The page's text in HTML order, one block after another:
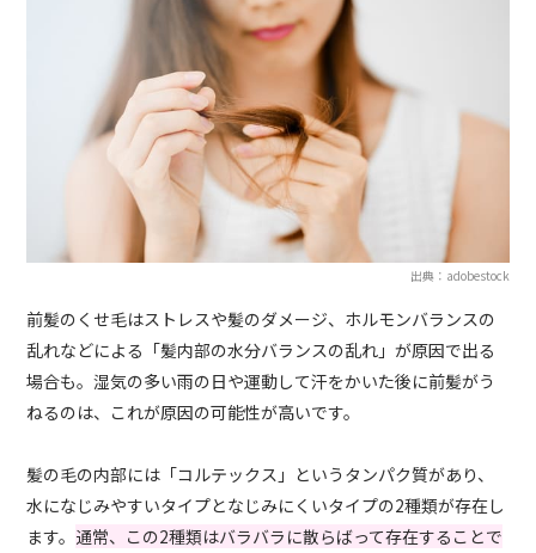
出典：adobestock
前髪のくせ毛はストレスや髪のダメージ、ホルモンバランスの
乱れなどによる「髪内部の水分バランスの乱れ」が原因で出る
場合も。湿気の多い雨の日や運動して汗をかいた後に前髪がう
ねるのは、これが原因の可能性が高いです。
髪の毛の内部には「コルテックス」というタンパク質があり、
水になじみやすいタイプとなじみにくいタイプの2種類が存在し
ます。 通常、この2種類はバラバラに散らばって存在することで